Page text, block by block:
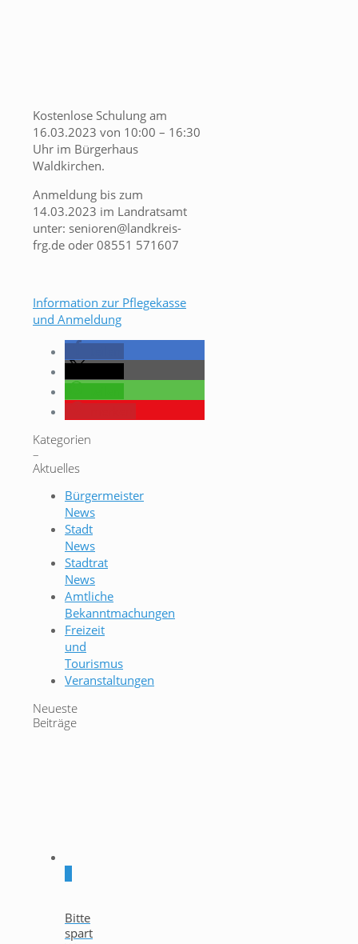
Kostenlose Schulung am
16.03.2023 von 10:00 – 16:30
Uhr im Bürgerhaus
Waldkirchen.
Anmeldung bis zum
14.03.2023 im Landratsamt
unter: senioren@landkreis-
frg.de oder 08551 571607
Information zur Pflegekasse
und Anmeldung
Kategorien
–
Aktuelles
Bürgermeister
News
Stadt
News
Stadtrat
News
Amtliche
Bekanntmachungen
Freizeit
und
Tourismus
Veranstaltungen
Neueste
Beiträge
Bitte
spart